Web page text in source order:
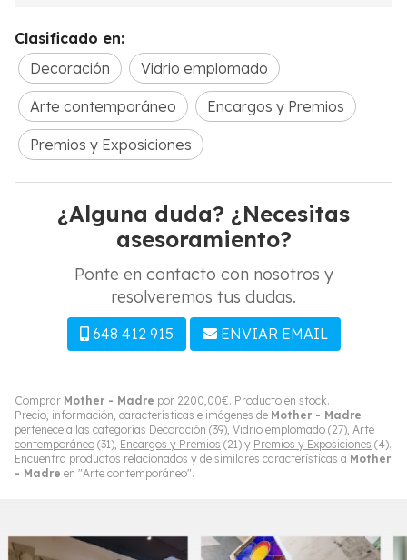
Comprar Mother - Madre por 2200,00€. Producto en stock.
Precio, información, características e imágenes de Mother - Madre
pertenece a las categorías Decoración (39), Vidrio emplomado (27), Arte
contemporáneo (31), Encargos y Premios (21) y Premios y Exposiciones (4).
Encuentra productos relacionados y de similares características a Mother
- Madre en "Arte contemporáneo".
Clasificado en:
Decoración
Vidrio emplomado
Arte contemporáneo Encargos y Premios
Premios y Exposiciones
¿Alguna duda? ¿Necesitas
asesoramiento?
Ponte en contacto con nosotros y
resolveremos tus dudas.
648 412 915 ENVIAR EMAIL